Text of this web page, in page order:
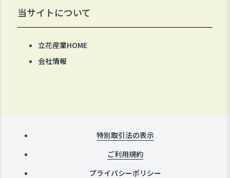
当サイトについて
立花産業HOME
会社情報
特別取引法の表示
ご利用規約
プライバシーポリシー